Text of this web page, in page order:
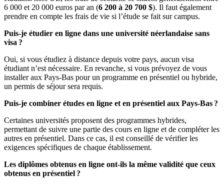
6 000 et 20 000 euros par an (6 200 à 20 700 $). Il faut également
prendre en compte les frais de vie si l’étude se fait sur campus.
Puis-je étudier en ligne dans une université néerlandaise sans
visa ?
Oui, si vous étudiez à distance depuis votre pays, aucun visa
étudiant n’est nécessaire. En revanche, si vous prévoyez de vous
installer aux Pays-Bas pour un programme en présentiel ou hybride,
un permis de séjour sera requis.
Puis-je combiner études en ligne et en présentiel aux Pays-Bas ?
Certaines universités proposent des programmes hybrides,
permettant de suivre une partie des cours en ligne et de compléter les
autres en présentiel. Dans ce cas, il est conseillé de vérifier les
exigences spécifiques de chaque établissement.
Les diplômes obtenus en ligne ont-ils la même validité que ceux
obtenus en présentiel ?